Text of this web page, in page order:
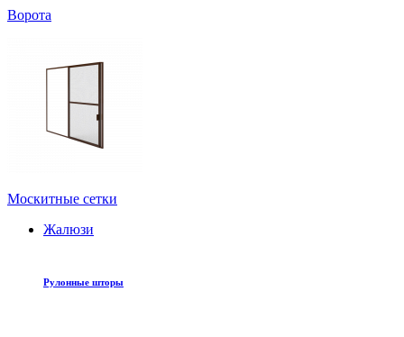
Ворота
Москитные сетки
Жалюзи
Рулонные шторы